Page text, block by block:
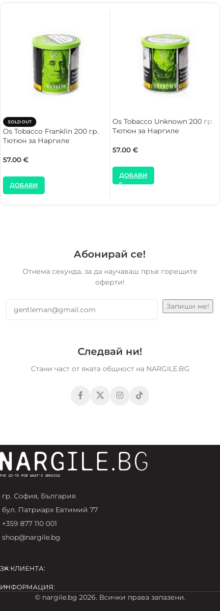
SOLD OUT
Os Tobacco Franklin 200 гр.
Тютюн за Наргиле
57.00 €
ДОБАВИ
Os Tobacco Unknown 200 гр.
Тютюн за Наргиле
57.00 €
ДОБАВИ
Абонирай се!
Отнема секунда, за да научаваш пръв горещите
оферти!
Следвай ни!
Стани част от яката общност на NARGILE.BG
гр. София, България
бул. Патриарх Евтимий 77
+359 877 110 001
shop@nargile.bg
ЗА КЛИЕНТА:
ИНФОРМАЦИЯ:
© nargile.bg 2026. Всички права запазени.